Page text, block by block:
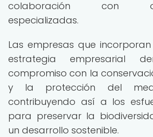
colaboración con
especializadas.
Las empresas que incorporan
estrategia empresarial
compromiso con la
y la protección del
contribuyendo así a los
para preservar la
un desarrollo sostenible.